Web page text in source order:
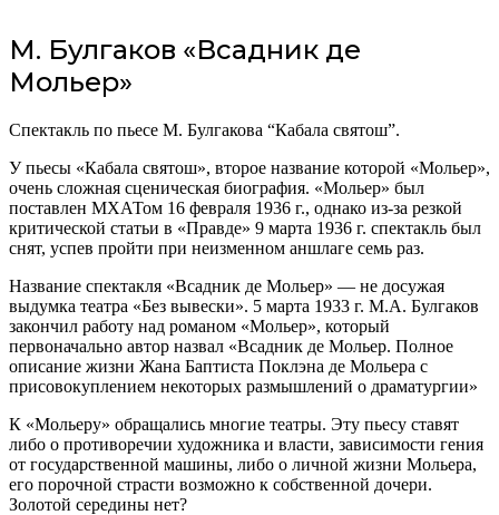
М. Булгаков «Всадник де
Мольер»
Спектакль по пьесе М. Булгакова “Кабала святош”.
У пьесы «Кабала святош», второе название которой «Мольер»,
очень сложная сценическая биография. «Мольер» был
поставлен МХАТом 16 февраля 1936 г., однако из-за резкой
критической статьи в «Правде» 9 марта 1936 г. спектакль был
снят, успев пройти при неизменном аншлаге семь раз.
Название спектакля «Всадник де Мольер» — не досужая
выдумка театра «Без вывески». 5 марта 1933 г. М.А. Булгаков
закончил работу над романом «Мольер», который
первоначально автор назвал «Всадник де Мольер. Полное
описание жизни Жана Баптиста Поклэна де Мольера с
присовокуплением некоторых размышлений о драматургии»
К «Мольеру» обращались многие театры. Эту пьесу ставят
либо о противоречии художника и власти, зависимости гения
от государственной машины, либо о личной жизни Мольера,
его порочной страсти возможно к собственной дочери.
Золотой середины нет?